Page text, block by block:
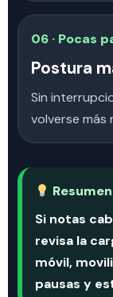
06 · Pocas
Postura
Sin
volverse más
Si notas
revisa la
móvil,
pausas y